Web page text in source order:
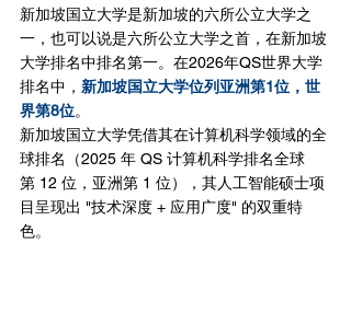
新加坡国立大学是新加坡的六所公立大学之
一，也可以说是六所公立大学之首，在新加坡
大学排名中排名第一。在2026年QS世界大学
排名中， 新加坡国立大学位列亚洲第1位，世
界第8位。
新加坡国立大学凭借其在计算机科学领域的全
球排名（2025 年 QS 计算机科学排名全球
第 12 位，亚洲第 1 位），其人工智能硕士项
目呈现出 "技术深度 + 应用广度" 的双重特
色。